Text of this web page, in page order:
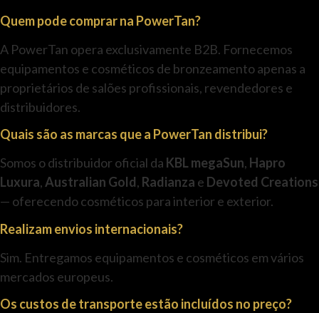
Quem pode comprar na PowerTan?
A PowerTan opera exclusivamente B2B. Fornecemos
equipamentos e cosméticos de bronzeamento apenas a
proprietários de salões profissionais, revendedores e
distribuidores.
Quais são as marcas que a PowerTan distribui?
Somos o distribuidor oficial da KBL megaSun, Hapro
Luxura, Australian Gold, Radianza e Devoted Creations
— oferecendo cosméticos para interior e exterior.
Realizam envios internacionais?
Sim. Entregamos equipamentos e cosméticos em vários
mercados europeus.
Os custos de transporte estão incluídos no preço?